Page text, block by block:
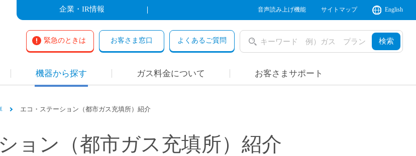
企業・IR情報 音声読み上げ機能 サイトマップ English
緊急のときは お客さま窓口 よくあるご質問 検索
機器から探す ガス料金について お客さまサポート
エコ・ステーション（都市ガス充填所）紹介
ョン（都市ガス充填所）紹介